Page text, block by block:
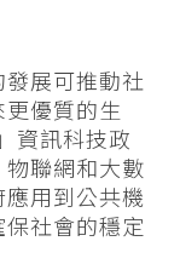
展可推動社
優質的生
資訊科技政
聯網和大數
用到公共機
社會的穩定